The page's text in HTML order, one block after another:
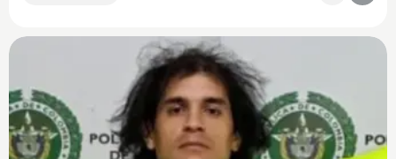
Compartir Noticia